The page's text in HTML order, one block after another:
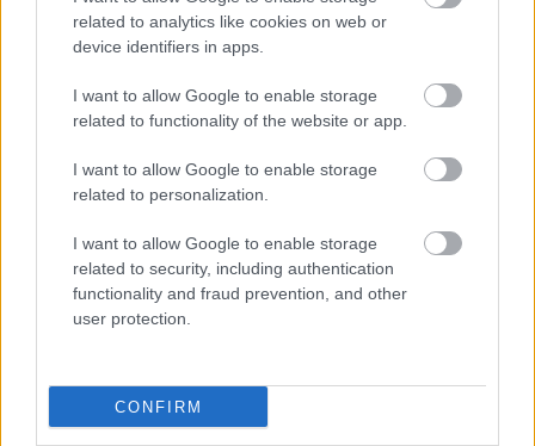
related to analytics like cookies on web or
device identifiers in apps.
I want to allow Google to enable storage
related to functionality of the website or app.
I want to allow Google to enable storage
related to personalization.
I want to allow Google to enable storage
related to security, including authentication
functionality and fraud prevention, and other
user protection.
CONFIRM
E-mail cím
Feliratkozom a hírlevélre és elfogadom az
FELIRATKOZÁS